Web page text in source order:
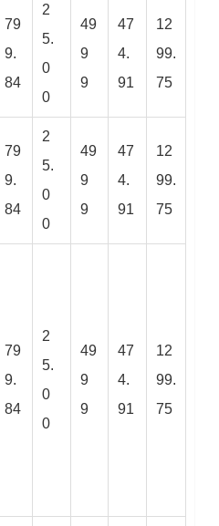
79
9.
84
2
5.
0
0
49
9
9
47
4.
91
12
99.
75
79
9.
84
2
5.
0
0
49
9
9
47
4.
91
12
99.
75
79
9.
84
2
5.
0
0
49
9
9
47
4.
91
12
99.
75